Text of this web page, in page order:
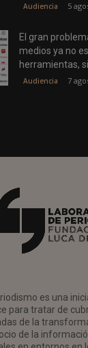
Audiencia 5
El gran
medios ya no
herramientas,
Audiencia 7
es una
para tratar de
de la
de la